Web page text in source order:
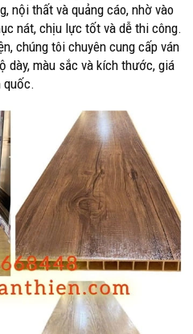
nội thất và quảng cáo, nhờ vào
nát, chịu lực tốt và dễ thi công.
chúng tôi chuyên cung cấp ván
dày, màu sắc và kích thước, giá
quốc.